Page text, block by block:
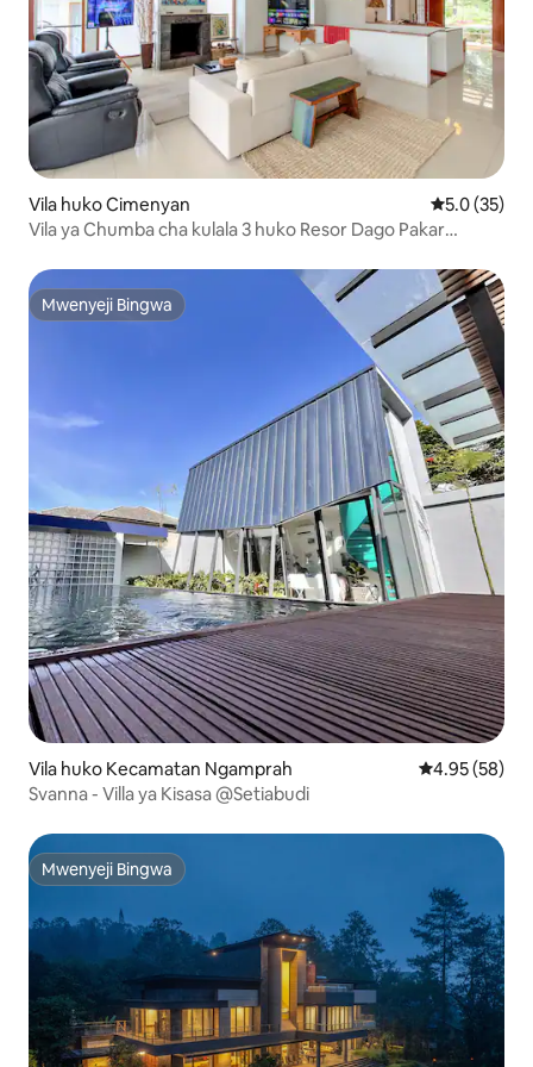
Vila huko Cimenyan Ukadiriaji
5.0 (35)
Vila ya Chumba cha kulala 3 huko Resor Dago Pakar
Mwenyeji Bingwa
Mwenyeji Bingwa
Vila huko Kecamatan Ngamprah Ukadiriaji wa
4.95 (58)
Svanna - Villa ya Kisasa @Setiabudi
Mwenyeji Bingwa
Mwenyeji Bingwa